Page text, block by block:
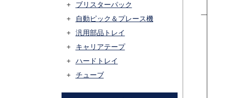
ブリスターパック
自動ピック＆プレース機
汎用部品トレイ
キャリアテープ
ハードトレイ
チューブ